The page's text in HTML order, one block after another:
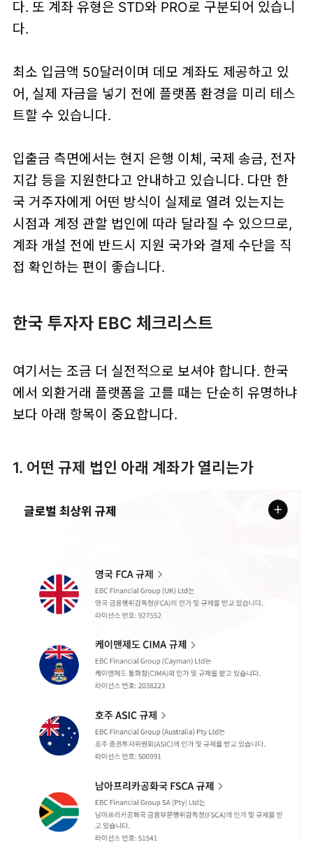
다. 또 계좌 유형은 STD와 PRO로 구분되어 있습니
다.
최소 입금액 50달러이며 데모 계좌도 제공하고 있
어, 실제 자금을 넣기 전에 플랫폼 환경을 미리 테스
트할 수 있습니다.
입출금 측면에서는 현지 은행 이체, 국제 송금, 전자
지갑 등을 지원한다고 안내하고 있습니다. 다만 한
국 거주자에게 어떤 방식이 실제로 열려 있는지는
시점과 계정 관할 법인에 따라 달라질 수 있으므로,
계좌 개설 전에 반드시 지원 국가와 결제 수단을 직
접 확인하는 편이 좋습니다.
한국 투자자 EBC 체크리스트
여기서는 조금 더 실전적으로 보셔야 합니다. 한국
에서 외환거래 플랫폼을 고를 때는 단순히 유명하냐
보다 아래 항목이 중요합니다.
1. 어떤 규제 법인 아래 계좌가 열리는가